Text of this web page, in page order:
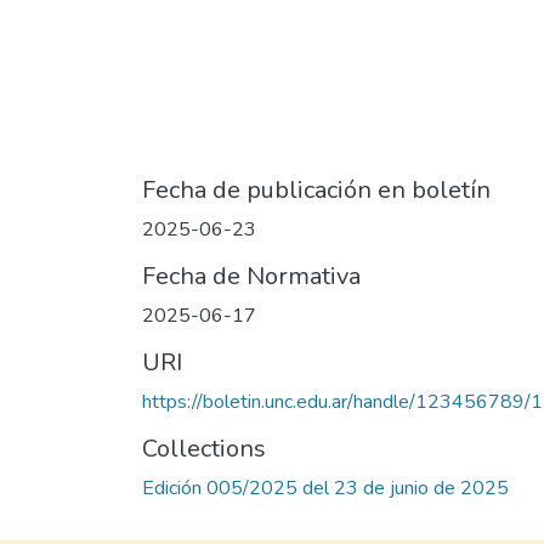
Fecha de publicación en boletín
2025-06-23
Fecha de Normativa
2025-06-17
URI
https://boletin.unc.edu.ar/handle/123456789/
Collections
Edición 005/2025 del 23 de junio de 2025